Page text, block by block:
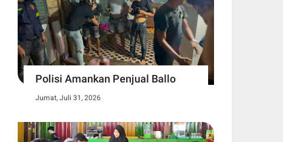
Polisi Amankan Penjual Ballo
Jumat, Juli 31, 2026